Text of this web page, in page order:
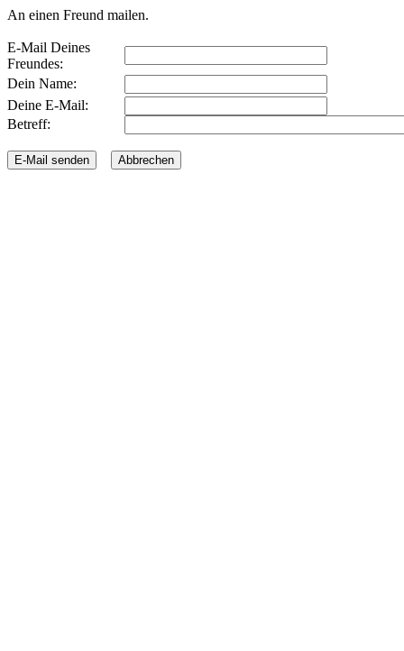
An einen Freund mailen.
E-Mail Deines
Freundes:
Dein Name:
Deine E-Mail:
Betreff: